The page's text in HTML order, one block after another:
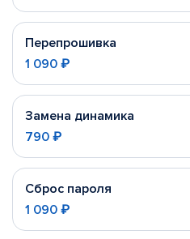
Перепрошивка
1 090 ₽
Замена динамика
790 ₽
Сброс пароля
1 090 ₽